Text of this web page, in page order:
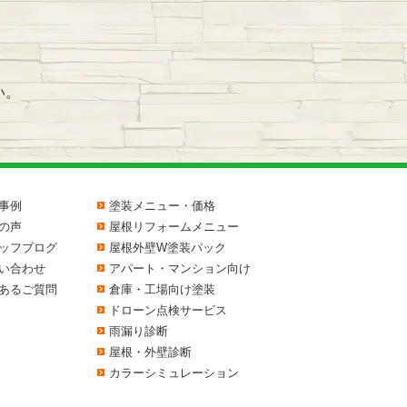
例
声
フブログ
合わせ
るご質問
塗装メニュー・価格
屋根リフォームメニュー
屋根外壁W塗装パック
アパート・マンション向け
倉庫・工場向け塗装
ドローン点検サービス
雨漏り診断
屋根・外壁診断
カラーシミュレーション